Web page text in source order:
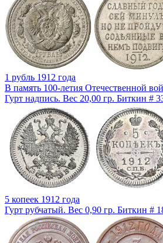
1 рубль 1912 года
В память 100-летия Отечественной
Гурт надпись. Вес 20,00 гр. Биткин #
5 копеек 1912 года
Гурт рубчатый. Вес 0,90 гр. Биткин #